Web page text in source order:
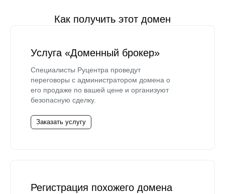
Как получить этот домен
Услуга «Доменный брокер»
Специалисты Руцентра проведут
переговоры с администратором домена о
его продаже по вашей цене и организуют
безопасную сделку.
Заказать услугу
Регистрация похожего домена